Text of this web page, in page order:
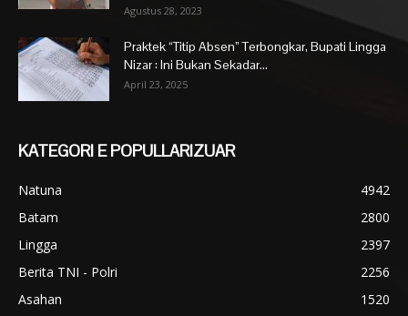
Agustus 28, 2023
Praktek “Titip Absen” Terbongkar, Bupati Lingga
Nizar : Ini Bukan Sekadar...
April 23, 2025
KATEGORI E POPULLARIZUAR
Natuna
4942
Batam
2800
Lingga
2397
Berita TNI - Polri
2256
Asahan
1520